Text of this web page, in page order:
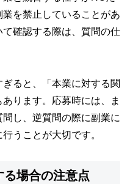
を禁止していることがあ
確認する際は、質問の仕
ると、「本業に対する関
ります。応募時には、ま
し、逆質問の際に副業に
うことが大切です。
場合の注意点